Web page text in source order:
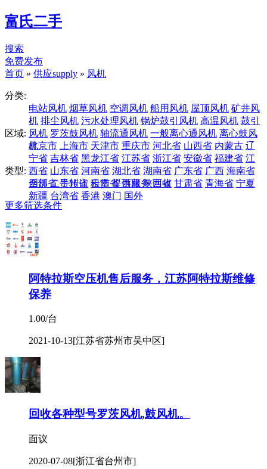
富氏二手
搜索
免费发布
首页 » 供应supply » 风机
分类:
电站风机 烟草风机 空调风机 船用风机 屋顶风机 矿井风
机 排尘风机 污水处理风机 锅炉鼓引风机 高温风机 鼓引
风机 罗茨鼓风机 轴流通风机 一般离心通风机 离心鼓风
机
区域:
北京市
上海市 天津市 重庆市 河北省 山西省 内蒙古 辽
宁省 吉林省 黑龙江省 江苏省 浙江省 安徽省 福建省 江
西省 山东省 河南省 湖北省 湖南省 广东省 广西 海南省
四川省 贵州省 云南省 西藏 陕西省 甘肃省 青海省 宁夏
新疆 台湾省 香港 澳门 国外
类型:
全部 二手转让 租赁 提供服务 回收
更多筛选条件
阿特拉斯空压机售后服务，江苏阿特拉斯维修
保养
1.00/台
2021-10-13[江苏省苏州市吴中区]
回收各种型号罗茨风机,鼓风机。
面议
2020-07-08[浙江省台州市]